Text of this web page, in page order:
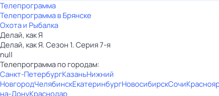
Телепрограмма
Телепрограмма в Брянске
Охота и Рыбалка
Делай, как Я
Делай, как Я. Сезон 1. Серия 7-я
null
Телепрограмма по городам:
Санкт-ПетербургКазаньНижний
НовгородЧелябинскЕкатеринбургНовосибирскСочи
на-ДонуКраснодар